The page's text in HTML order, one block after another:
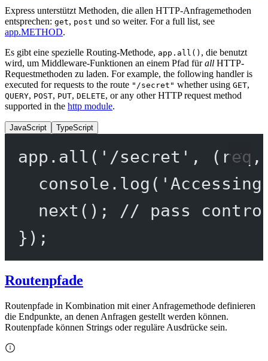
Express unterstützt Methoden, die allen HTTP-Anfragemethoden
entsprechen: get, post und so weiter. For a full list, see
app.METHOD.
Es gibt eine spezielle Routing-Methode, app.all() , die benutzt
wird, um Middleware-Funktionen an einem Pfad fürall HTTP-
Requestmethoden zu laden. For example, the following handler is
executed for requests to the route "/secret" whether using GET,
QUERY, POST, PUT, DELETE, or any other HTTP request method
supported in the http module.
JavaScript TypeScript
app. all ( '/secret' , ( req
console. log (
next ();
// pass
});
Routenpfade
Routenpfade in Kombination mit einer Anfragemethode definieren
die Endpunkte, an denen Anfragen gestellt werden können.
Routenpfade können Strings oder reguläre Ausdrücke sein.